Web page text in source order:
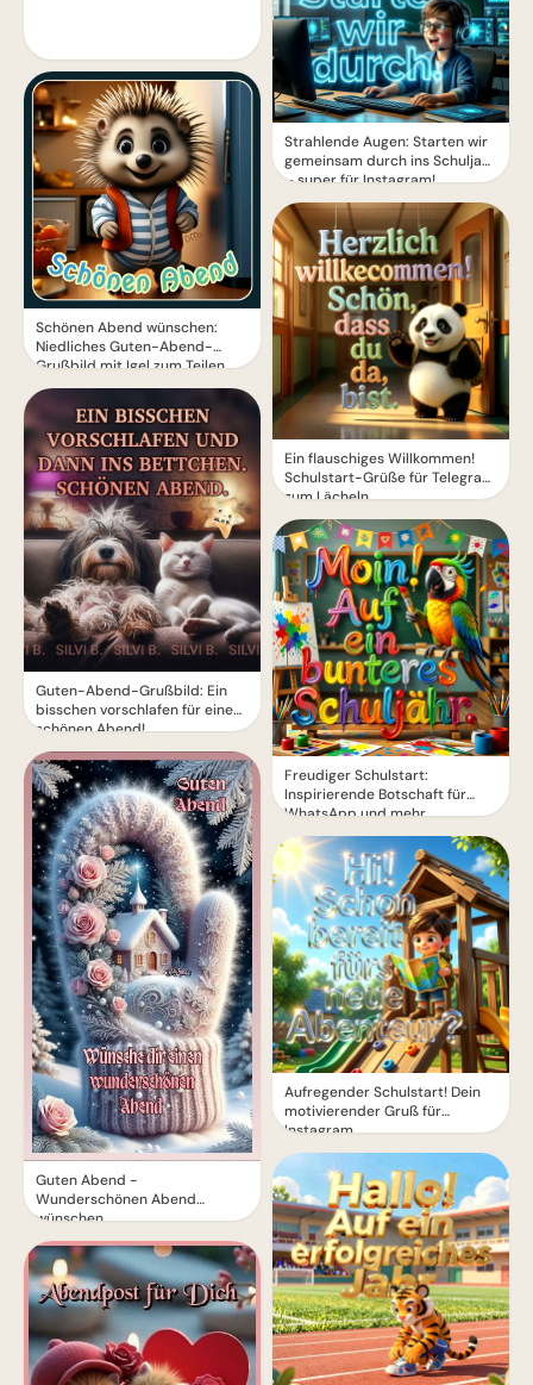
Schönen Abend wünschen:
Niedliches Guten-Abend-
Grußbild mit Igel zum Teilen
Guten-Abend-Grußbild: Ein
bisschen vorschlafen für einen
schönen Abend!
Guten Abend -
Wunderschönen Abend
wünschen
Strahlende Augen: Starten wir
gemeinsam durch ins Schuljahr
– super für Instagram!
Ein flauschiges Willkommen!
Schulstart-Grüße für Telegram
zum Lächeln
Freudiger Schulstart:
Inspirierende Botschaft für
WhatsApp und mehr
Aufregender Schulstart! Dein
motivierender Gruß für
Instagram